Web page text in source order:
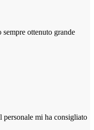
ottenuto grande
mi ha consigliato